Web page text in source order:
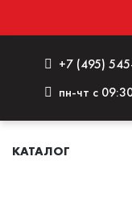
+7 (495)
пн-чт с
КАТАЛОГ